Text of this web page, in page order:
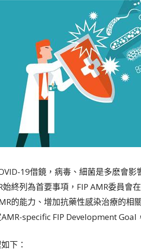
19借鏡，病毒、細菌是多麽會
始終列為首要事項，FIP AMR委員
的能力、增加抗藥性感染治療的相
specific FIP Development Goal
下：